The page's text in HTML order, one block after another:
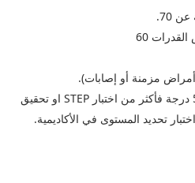
70.
60
مزمنة أو إصابات).
- اللغة الانجليزية: لا يقل عن 55 درجة فأكثر من اختبار STEP او تحقيق
تحديد المستوى في الأكاديمية.